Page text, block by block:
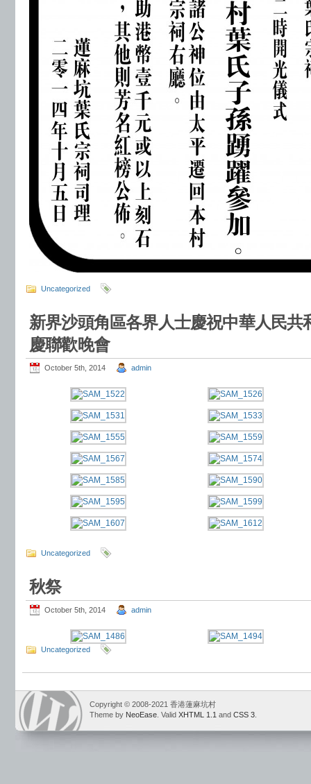
Uncategorized
新界沙頭角區各界人士慶祝中華人民共
慶聯歡晚會
October 5th, 2014 admin
Uncategorized
秋祭
October 5th, 2014 admin
Uncategorized
Copyright © 2008-2021 香港蓮麻坑村
Theme by NeoEase . Valid XHTML 1.1 and CSS 3